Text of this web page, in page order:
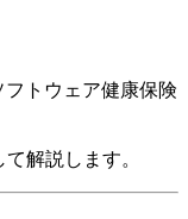
トウェア健康保険
解説します。